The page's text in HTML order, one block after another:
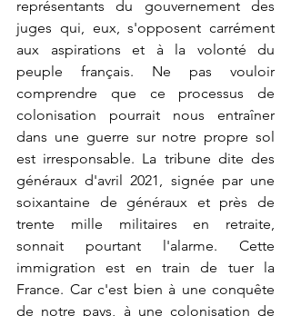
représentants du gouvernement des
juges qui, eux, s'opposent carrément
aux aspirations et à la volonté du
peuple français. Ne pas vouloir
comprendre que ce processus de
colonisation pourrait nous entraîner
dans une guerre sur notre propre sol
est irresponsable. La tribune dite des
généraux d'avril 2021, signée par une
soixantaine de généraux et près de
trente mille militaires en retraite,
sonnait pourtant l'alarme. Cette
immigration est en train de tuer la
France. Car c'est bien à une conquête
de notre pays, à une colonisation de